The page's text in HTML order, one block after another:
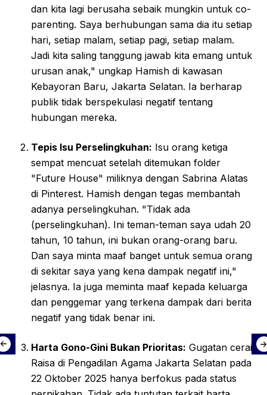
dan kita lagi berusaha sebaik mungkin untuk co-
parenting. Saya berhubungan sama dia itu setiap
hari, setiap malam, setiap pagi, setiap malam.
Jadi kita saling tanggung jawab kita emang untuk
urusan anak," ungkap Hamish di kawasan
Kebayoran Baru, Jakarta Selatan. Ia berharap
publik tidak berspekulasi negatif tentang
hubungan mereka.
Tepis Isu Perselingkuhan: Isu orang ketiga
sempat mencuat setelah ditemukan folder
"Future House" miliknya dengan Sabrina Alatas
di Pinterest. Hamish dengan tegas membantah
adanya perselingkuhan. "Tidak ada
(perselingkuhan). Ini teman-teman saya udah 20
tahun, 10 tahun, ini bukan orang-orang baru.
Dan saya minta maaf banget untuk semua orang
di sekitar saya yang kena dampak negatif ini,"
jelasnya. Ia juga meminta maaf kepada keluarga
dan penggemar yang terkena dampak dari berita
negatif yang tidak benar ini.
Harta Gono-Gini Bukan Prioritas: Gugatan cerai
Raisa di Pengadilan Agama Jakarta Selatan pada
22 Oktober 2025 hanya berfokus pada status